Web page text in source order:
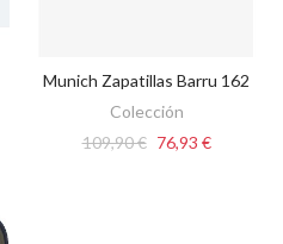
VER OPCIONES
Munich Zapatillas Barru 162
Colección
109,90 € 76,93 €